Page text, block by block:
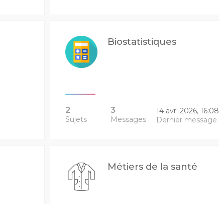
Biostatistiques
2
Sujets
3
Messages
14 avr. 2026, 16:08
Dernier message
Métiers de la santé